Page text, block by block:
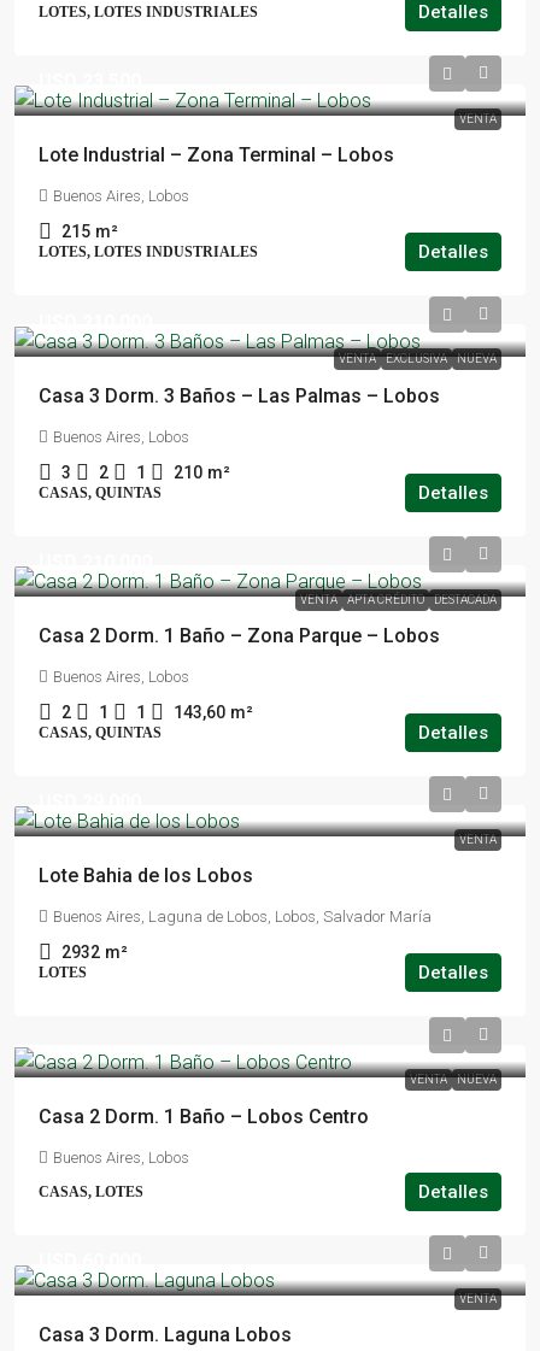
LOTES, LOTES INDUSTRIALES Detalles
VENTA
Lote Industrial – Zona Terminal – Lobos
Buenos Aires, Lobos
215 m²
LOTES, LOTES INDUSTRIALES Detalles
VENTA EXCLUSIVA NUEVA
Casa 3 Dorm. 3 Baños – Las Palmas – Lobos
Buenos Aires, Lobos
3 2 1 210 m²
CASAS, QUINTAS Detalles
VENTA APTA CRÉDITO DESTACADA
Casa 2 Dorm. 1 Baño – Zona Parque – Lobos
Buenos Aires, Lobos
2 1 1 143,60 m²
CASAS, QUINTAS Detalles
VENTA
Lote Bahia de los Lobos
Buenos Aires, Laguna de Lobos, Lobos, Salvador María
2932 m²
LOTES Detalles
VENTA NUEVA
Casa 2 Dorm. 1 Baño – Lobos Centro
Buenos Aires, Lobos
CASAS, LOTES Detalles
VENTA
Casa 3 Dorm. Laguna Lobos